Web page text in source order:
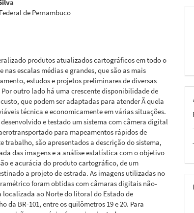
de Pernambuco
produtos atualizados cartográficos em todo o
escalas médias e grandes, que são as mais
estudos e projetos preliminares de diversas
outro lado há uma crescente disponibilidade de
que podem ser adaptadas para atender Ã quela
técnica e economicamente em várias situações.
e testado um sistema com câmera digital
para mapeamentos rápidos de
trabalho, são apresentados a descrição do sistema,
das imagens e a análise estatística com o objetivo
e acurácia do produto cartográfico, de um
a projeto de estrada. As imagens utilizadas no
foram obtidas com câmaras digitais não-
localizada ao Norte do litoral do Estado de
da BR-101, entre os quilômetros 19 e 20. Para